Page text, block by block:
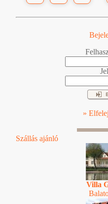
»
Szállás ajánló
Villa